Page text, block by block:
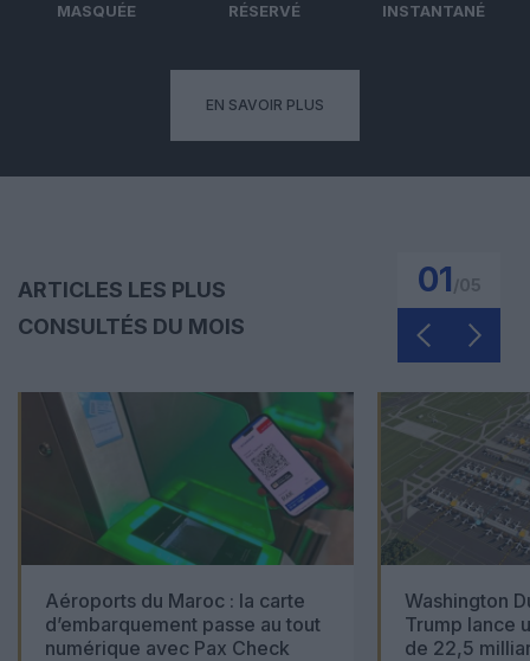
MASQUÉE
RÉSERVÉ
INSTANTANÉ
EN SAVOIR PLUS
ARTICLES LES PLUS
CONSULTÉS DU MOIS
01
Aéroports du Maroc : la carte
d’embarquement passe au tout
numérique avec Pax Check
Washington
Trump lance
de 22,5